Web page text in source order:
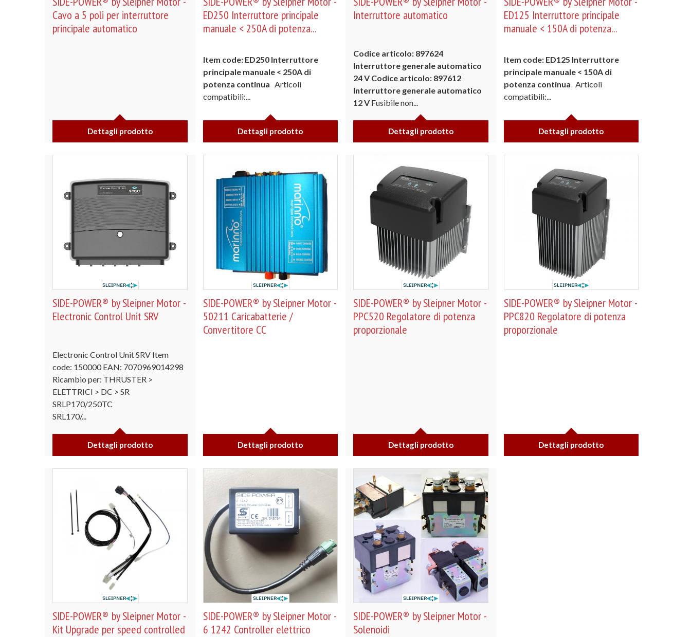
Cavo a 5 poli per interruttore
principale automatico
Dettagli prodotto
ED250 Interruttore principale
manuale < 250A di potenza...
Item code: ED250 Interruttore
principale manuale < 250A di
potenza continua Articoli
compatibili:...
Dettagli prodotto
Interruttore automatico
Codice articolo: 897624
Interruttore generale automatico
24 V Codice articolo: 897612
Interruttore generale automatico
12 VFusibile non...
Dettagli prodotto
ED125 Interruttore principale
manuale < 150A di potenza...
Item code: ED125 Interruttore
principale manuale < 150A di
potenza continua Articoli
compatibili:...
Dettagli prodotto
SIDE-POWER® by Sleipner Motor -
Electronic Control Unit SRV
Electronic Control Unit SRV Item
code: 150000 EAN: 7070969014298
Ricambio per: THRUSTER >
ELETTRICI > DC > SR
SRLP170/250TC
SRL170/...
Dettagli prodotto
SIDE-POWER® by Sleipner Motor -
50211 Caricabatterie /
Convertitore CC
Dettagli prodotto
SIDE-POWER® by Sleipner Motor -
PPC520 Regolatore di potenza
proporzionale
Dettagli prodotto
SIDE-POWER® by Sleipner Motor -
PPC820 Regolatore di potenza
proporzionale
Dettagli prodotto
SIDE-POWER® by Sleipner Motor -
Kit Upgrade per speed controlled
SIDE-POWER® by Sleipner Motor -
6 1242 Controller elettrico
SIDE-POWER® by Sleipner Motor -
Solenoidi